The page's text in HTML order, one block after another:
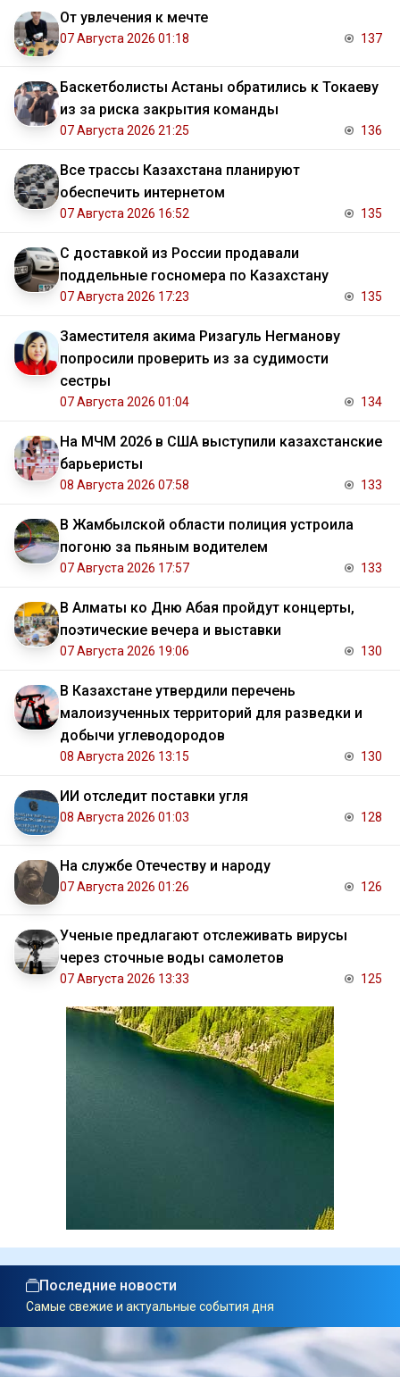
От увлечения к мечте
07 Августа 2026 01:18 137
Баскетболисты Астаны обратились к Токаеву
из за риска закрытия команды
07 Августа 2026 21:25 136
Все трассы Казахстана планируют
обеспечить интернетом
07 Августа 2026 16:52 135
С доставкой из России продавали
поддельные госномера по Казахстану
07 Августа 2026 17:23 135
Заместителя акима Ризагуль Негманову
попросили проверить из за судимости
сестры
07 Августа 2026 01:04 134
На МЧМ 2026 в США выступили казахстанские
барьеристы
08 Августа 2026 07:58 133
В Жамбылской области полиция устроила
погоню за пьяным водителем
07 Августа 2026 17:57 133
В Алматы ко Дню Абая пройдут концерты,
поэтические вечера и выставки
07 Августа 2026 19:06 130
В Казахстане утвердили перечень
малоизученных территорий для разведки и
добычи углеводородов
08 Августа 2026 13:15 130
ИИ отследит поставки угля
08 Августа 2026 01:03 128
На службе Отечеству и народу
07 Августа 2026 01:26 126
Ученые предлагают отслеживать вирусы
через сточные воды самолетов
07 Августа 2026 13:33 125
Последние новости
Самые свежие и актуальные события дня